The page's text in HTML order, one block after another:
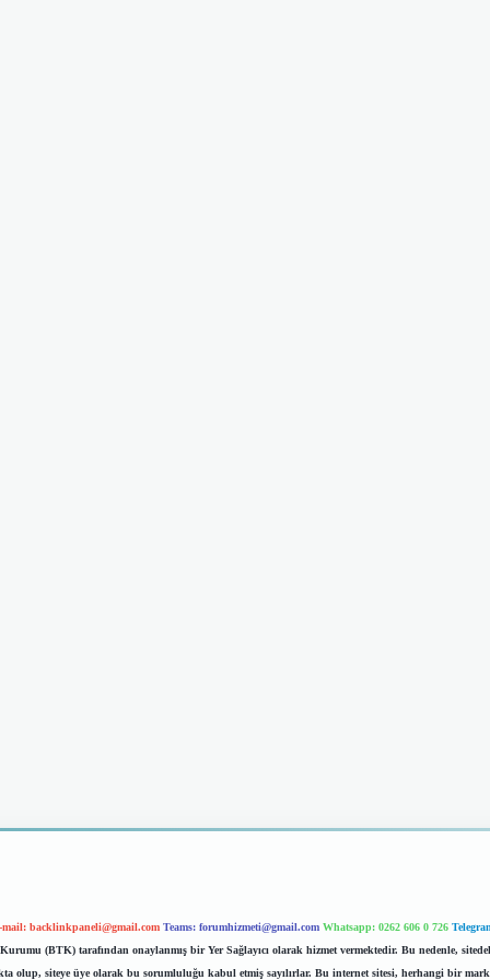
mail: backlinkpaneli@gmail.com Teams: forumhizmeti@gmail.com Whatsapp: 0262 606 0 726
(BTK) tarafından onaylanmış bir Yer Sağlayıcı olarak hizmet vermektedir. Bu nedenle,
olup, siteye üye olarak bu sorumluluğu kabul etmiş sayılırlar. Bu internet sitesi, herhangi bir